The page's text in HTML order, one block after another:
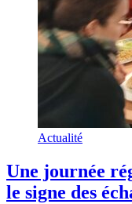
Actualité
Une journée
le signe des